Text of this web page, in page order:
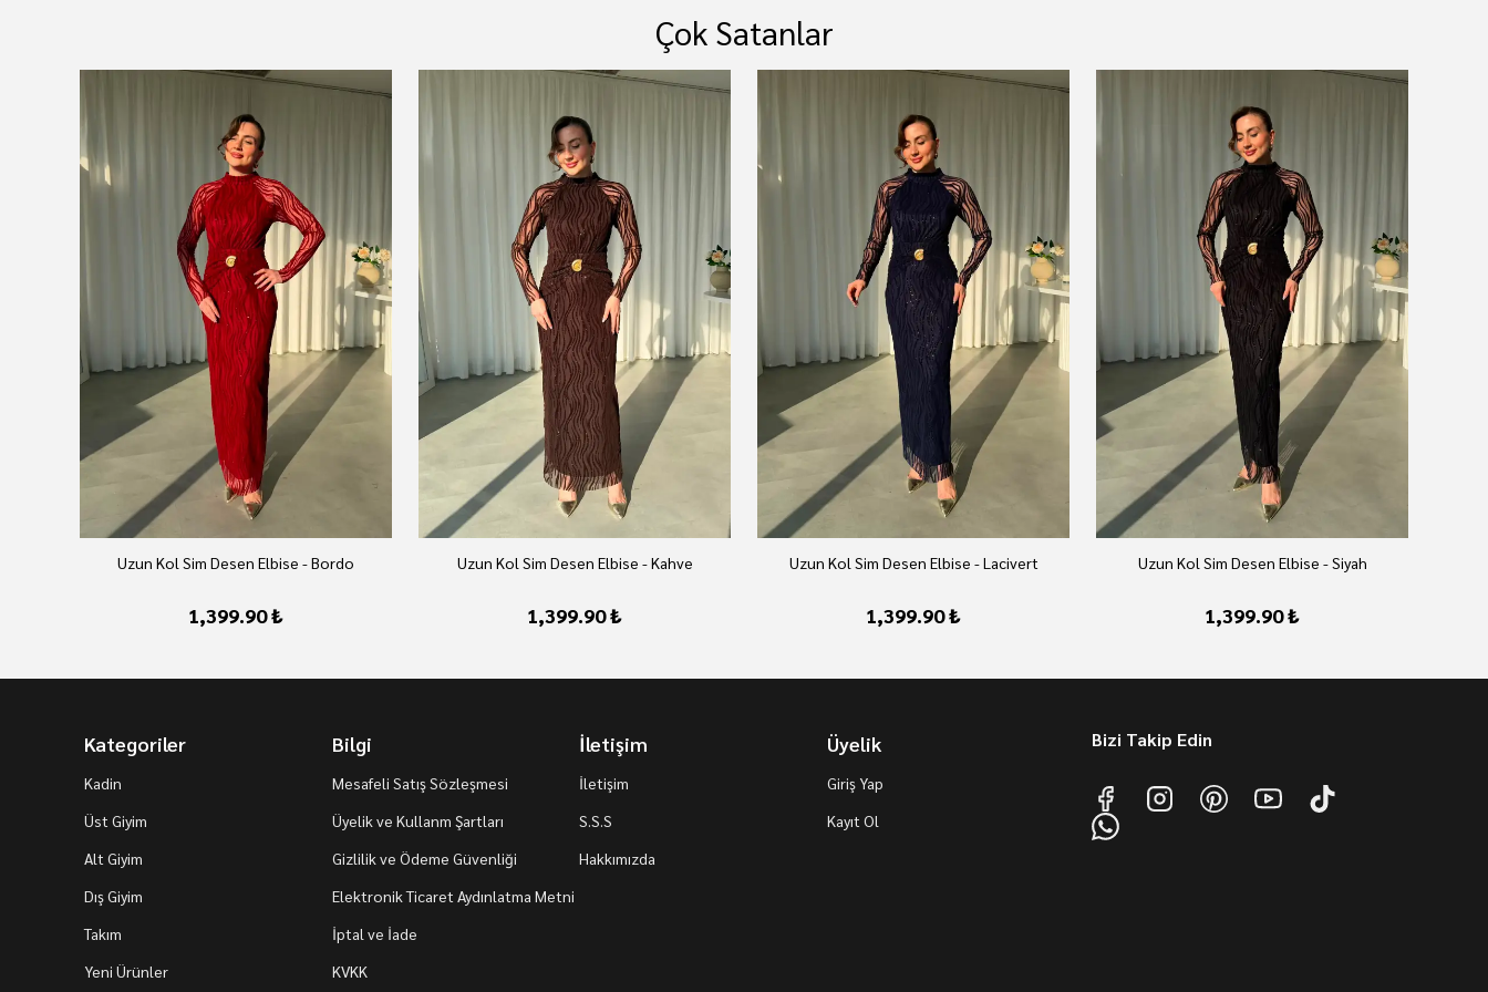
Çok Satanlar
Uzun Kol Sim Desen Elbise - Bordo
1,399.90 ₺
Uzun Kol Sim Desen Elbise - Kahve
1,399.90 ₺
Uzun Kol Sim Desen Elbise - Lacivert
1,399.90 ₺
Uzun Kol Sim Desen Elbise - Siyah
1,399.90 ₺
Kategoriler
Kadin
Üst Giyim
Alt Giyim
Dış Giyim
Takım
Yeni Ürünler
Bilgi
Mesafeli Satış Sözleşmesi
Üyelik ve Kullanm Şartları
Gizlilik ve Ödeme Güvenliği
Elektronik Ticaret Aydınlatma Metni
İptal ve İade
KVKK
İletişim
İletişim
S.S.S
Hakkımızda
Üyelik
Giriş Yap
Kayıt Ol
Bizi Takip Edin